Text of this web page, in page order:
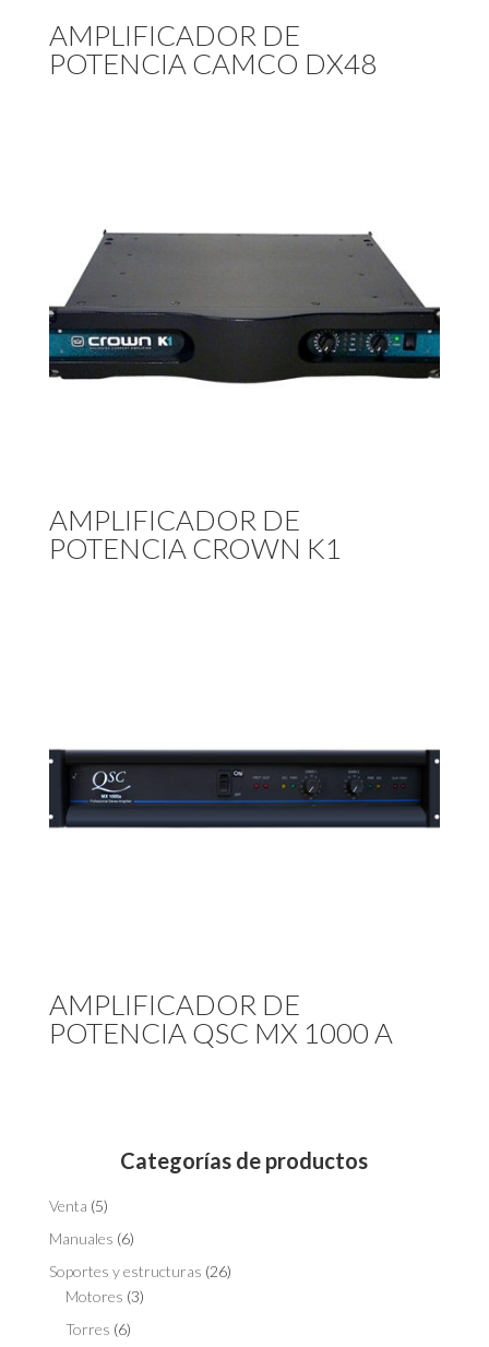
AMPLIFICADOR DE
POTENCIA CAMCO DX48
AMPLIFICADOR DE
POTENCIA CROWN K1
AMPLIFICADOR DE
POTENCIA QSC MX 1000 A
Categorías de productos
Venta (5)
Manuales (6)
Soportes y estructuras (26)
Motores (3)
Torres (6)